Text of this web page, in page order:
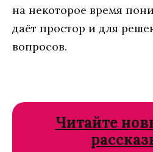
на некоторое время
даёт простор и для
вопросов.
Читайте